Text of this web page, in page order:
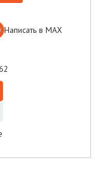
Написать в МАХ